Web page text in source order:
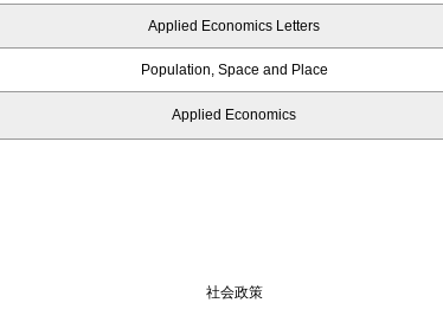
Applied Economics Letters
Population, Space and Place
Applied Economics
社会政策